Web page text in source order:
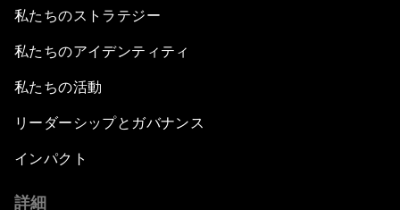
私たちのストラテジー
私たちのアイデンティティ
私たちの活動
リーダーシップとガバナンス
インパクト
詳細